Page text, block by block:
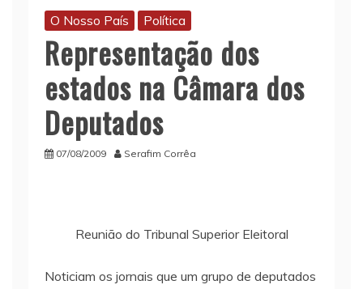
O Nosso País Política
Representação dos
estados na Câmara dos
Deputados
07/08/2009 Serafim Corrêa
Reunião do Tribunal Superior Eleitoral
Noticiam os jornais que um grupo de deputados